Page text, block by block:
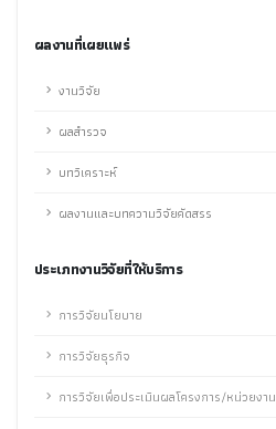
ผลงานที่เผยแพร่
งานวิจัย
ผลสำรวจ
บทวิเคราะห์
ผลงานและบทความวิจัยคัดสรร
ประเภทงานวิจัยที่ให้บริการ
การวิจัยนโยบาย
การวิจัยธุรกิจ
การวิจัยเพื่อประเมินผลโครงการ/หน่วยงาน